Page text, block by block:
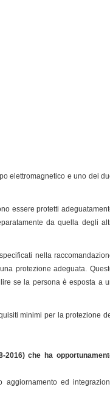
elettromagnetico e uno dei
essere protetti
da quella degli
nella
protezione adeguata.
se la persona è esposta a
minimi per la protezione
2016) che ha
ed